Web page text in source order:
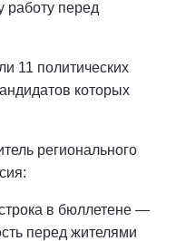
работу перед
11 политических
которых
регионального
в бюллетене —
перед жителями